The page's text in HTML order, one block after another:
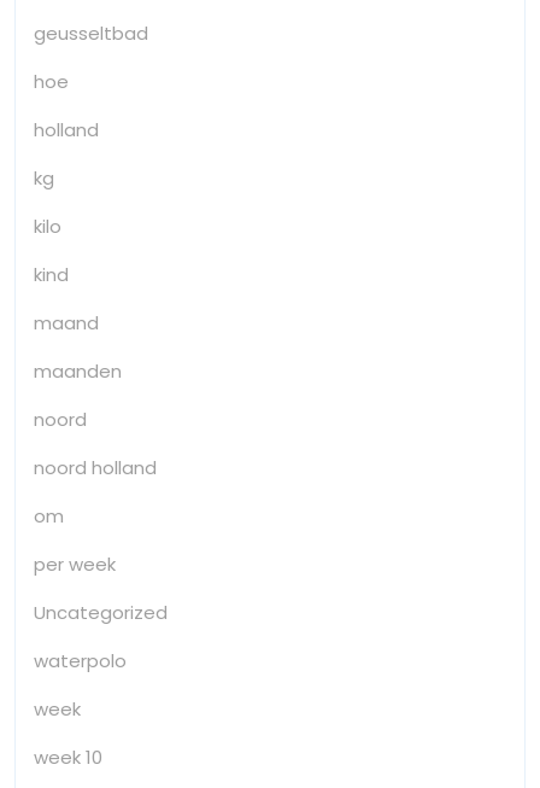
geusseltbad
hoe
holland
kg
kilo
kind
maand
maanden
noord
noord holland
om
per week
Uncategorized
waterpolo
week
week 10